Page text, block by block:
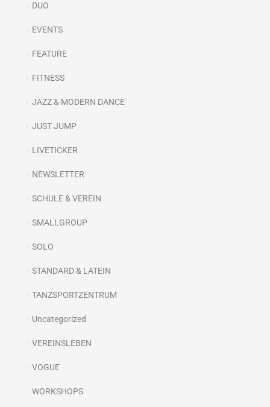
DUO
EVENTS
FEATURE
FITNESS
JAZZ & MODERN DANCE
JUST JUMP
LIVETICKER
NEWSLETTER
SCHULE & VEREIN
SMALLGROUP
SOLO
STANDARD & LATEIN
TANZSPORTZENTRUM
Uncategorized
VEREINSLEBEN
VOGUE
WORKSHOPS